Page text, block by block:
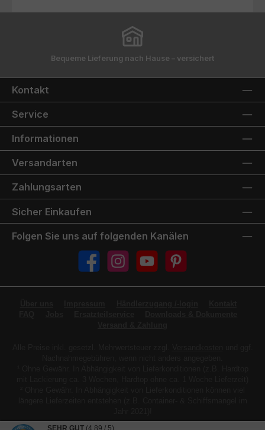
Bequeme Lieferung nach Hause – versichert
Kontakt
Service
Informationen
Versandarten
Zahlungsarten
Sicher Einkaufen
Folgen Sie uns auf folgenden Kanälen
FacebookInstagramYouTube Pinterest
SEHR GUT (4.89 / 5)